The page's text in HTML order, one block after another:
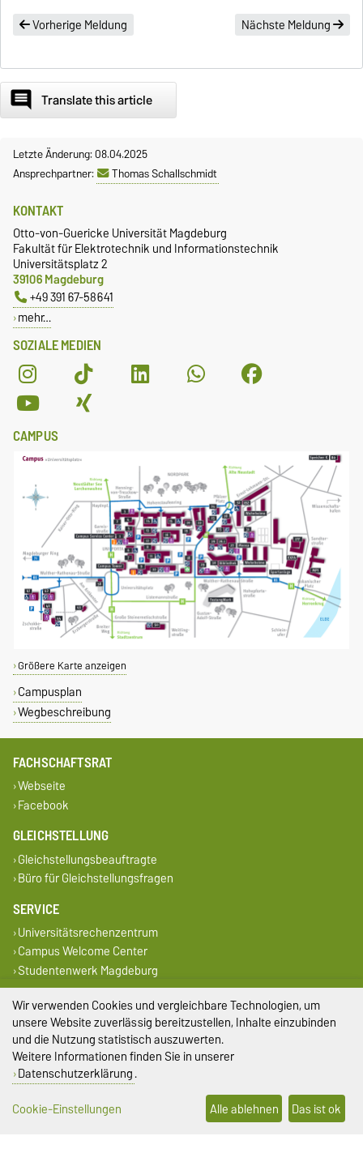
Vorherige Meldung Nächste Meldung
comment Translate this article
Letzte Änderung: 08.04.2025
Ansprechpartner:
Thomas Schallschmidt
SOZIALE MEDIEN
KONTAKT
Otto-von-Guericke Universität Magdeburg
Fakultät für Elektrotechnik und Informationstechnik
Universitätsplatz 2
39106 Magdeburg
+49 391 67-58641
mehr…
CAMPUS
Größere Karte anzeigen
Campusplan
Wegbeschreibung
FACHSCHAFTSRAT
Webseite
Facebook
GLEICHSTELLUNG
Gleichstellungsbeauftragte
Büro für Gleichstellungsfragen
SERVICE
Universitätsrechenzentrum
Campus Welcome Center
Studentenwerk Magdeburg
DIESE SEITE
Vorlesen
Drucken
Permalink
Impressum
Wir verwenden Cookies und vergleichbare Technologien, um
unsere Website zuverlässig bereitzustellen, Inhalte einzubinden
und die Nutzung statistisch auszuwerten.
Weitere Informationen finden Sie in unserer
Datenschutzerklärung.
Cookie-Einstellungen
Alle ablehnen Das ist ok